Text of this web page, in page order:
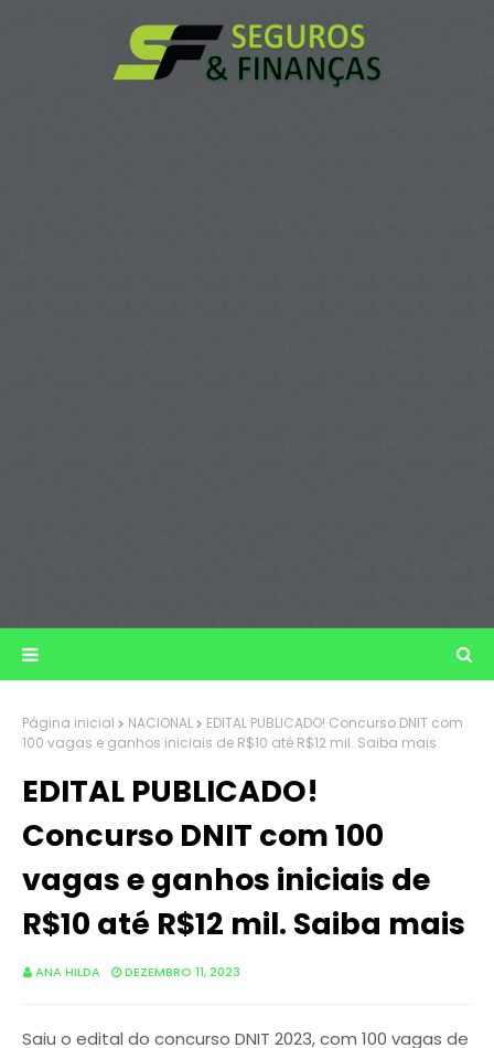
Página inicial NACIONAL
EDITAL PUBLICADO! Concurso DNIT com
100 vagas e ganhos iniciais de R$10 até R$12 mil. Saiba mais
EDITAL PUBLICADO!
Concurso DNIT com 100
vagas e ganhos iniciais de
R$10 até R$12 mil. Saiba mais
ANA HILDA DEZEMBRO 11, 2023
Saiu o edital do concurso DNIT 2023, com 100 vagas de